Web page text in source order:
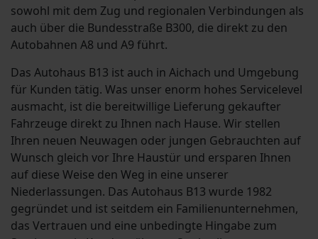
sowohl mit dem Zug und regionalen Verbindungen als
auch über die Bundesstraße B300, die direkt zu den
Autobahnen A8 und A9 führt.
Das Autohaus B13 ist auch in Aichach und Umgebung
für Kunden tätig. Was unser enorm hohes Servicelevel
ausmacht, ist die bereitwillige Lieferung gekaufter
Fahrzeuge direkt zu Ihnen nach Hause. Wir stellen
Ihren neuen Neuwagen oder jungen Gebrauchten auf
Wunsch gleich vor Ihre Haustür und ersparen Ihnen
auf diese Weise den Weg in eine unserer
Niederlassungen. Das Autohaus B13 wurde 1982
gegründet und ist seitdem ein Familienunternehmen,
das Vertrauen und eine unbedingte Hingabe zum